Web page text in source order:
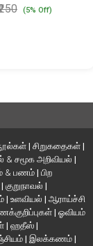
(5% Off)
| சிறுகதைகள் |
& சமூக அறிவியல் |
& பணம் | பிற
| குறுநாவல் |
| உளவியல் | ஆராய்ச்சி
| ஓவியம்
| ஹதீஸ் |
| இலக்கணம் |